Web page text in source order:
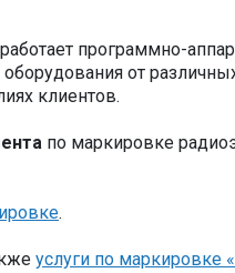
программно-
от
клиентов.
по маркировке
.
услуги по маркировке